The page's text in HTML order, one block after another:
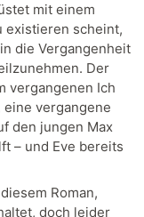
mit einem
existieren scheint,
die Vergangenheit
Der
vergangenen Ich
vergangene
den jungen Max
– und Eve bereits
Roman,
doch leider